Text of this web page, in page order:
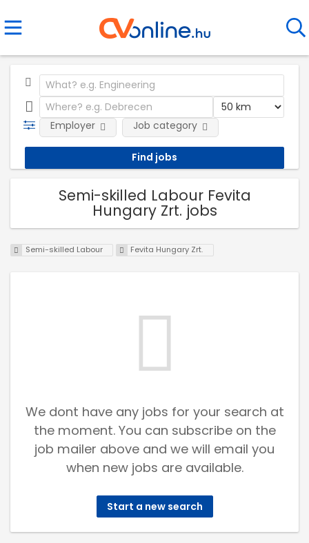
Employer Job category
Semi-skilled Labour Fevita
Hungary Zrt. jobs
Semi-skilled Labour Fevita Hungary Zrt.
We dont have any jobs for your search at
the moment. You can subscribe on the
job mailer above and we will email you
when new jobs are available.
Start a new search